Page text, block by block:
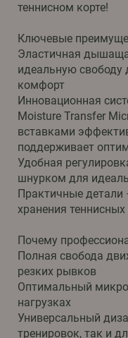
теннисном корте!
Ключевые
Эластичная
идеальную свободу
комфорт
Инновационная
Moisture Transfer
вставками
поддерживает
Удобная
шнурком для
Практичные
хранения
Почему
Полная свобода
резких рывков
Оптимальный
нагрузках
Универсальный
тренировок, так и